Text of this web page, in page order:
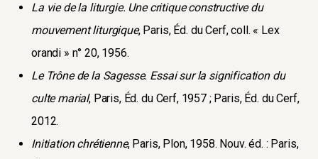
La vie de la liturgie. Une critique constructive du
mouvement liturgique, Paris, Éd. du Cerf, coll. « Lex
orandi » n° 20, 1956.
Le Trône de la Sagesse. Essai sur la signification du
culte marial, Paris, Éd. du Cerf, 1957 ; Paris, Éd. du Cerf,
2012.
Initiation chrétienne, Paris, Plon, 1958. Nouv. éd. : Paris,